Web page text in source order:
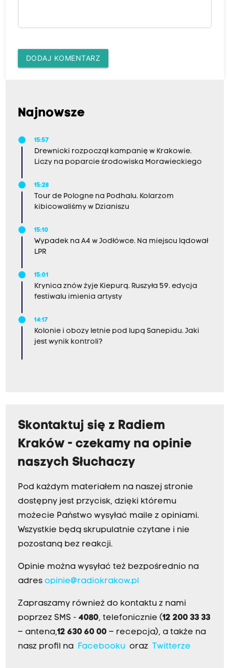
DODAJ KOMENTARZ
Najnowsze
15:57
Drewnicki rozpoczął kampanię w Krakowie.
Liczy na poparcie środowiska Morawieckiego
15:28
Tour de Pologne na Podhalu. Kolarzom
kibicowaliśmy w Dzianiszu
15:10
Wypadek na A4 w Jodłówce. Na miejscu lądował
LPR
15:01
Krynica znów żyje Kiepurą. Ruszyła 59. edycja
festiwalu imienia artysty
14:17
Kolonie i obozy letnie pod lupą Sanepidu. Jaki
jest wynik kontroli?
Skontaktuj się z Radiem
Kraków - czekamy na opinie
naszych Słuchaczy
Pod każdym materiałem na naszej stronie
dostępny jest przycisk, dzięki któremu
możecie Państwo wysyłać maile z opiniami.
Wszystkie będą skrupulatnie czytane i nie
pozostaną bez reakcji.
Opinie można wysyłać też bezpośrednio na
adres opinie@radiokrakow.pl
Zapraszamy również do kontaktu z nami
poprzez SMS - 4080, telefonicznie (12 200 33 33
– antena,12 630 60 00 – recepcja), a także na
nasz profil na Facebookuoraz Twitterze